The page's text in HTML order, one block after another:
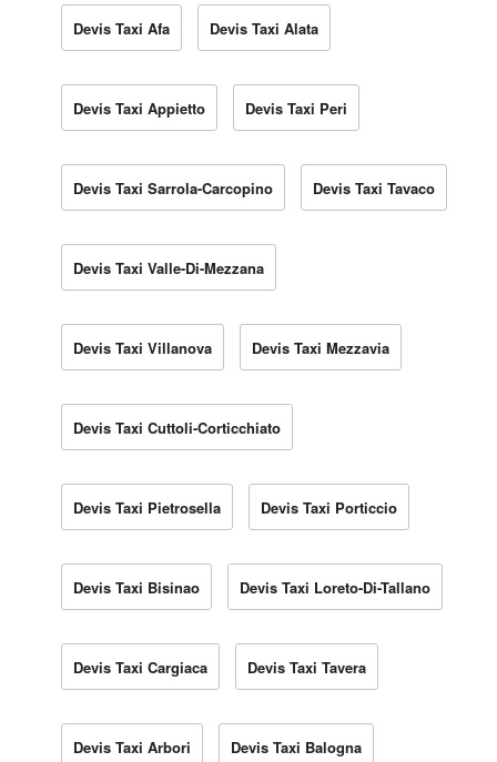
Devis Taxi Afa Devis Taxi Alata
Devis Taxi Appietto Devis Taxi Peri
Devis Taxi Sarrola-Carcopino Devis Taxi Tavaco
Devis Taxi Valle-Di-Mezzana
Devis Taxi Villanova Devis Taxi Mezzavia
Devis Taxi Cuttoli-Corticchiato
Devis Taxi Pietrosella Devis Taxi Porticcio
Devis Taxi Bisinao Devis Taxi Loreto-Di-Tallano
Devis Taxi Cargiaca Devis Taxi Tavera
Devis Taxi Arbori Devis Taxi Balogna